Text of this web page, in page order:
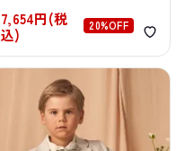
7,654円(税
込)
20%OFF